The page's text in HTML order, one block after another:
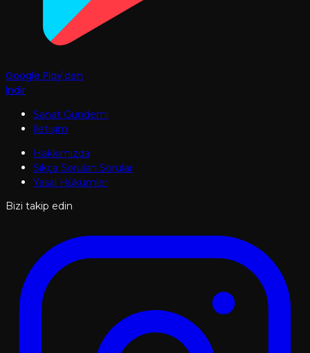
Google Play'den
İndir
Sanat Gündemi
İletişim
Hakkımızda
Sıkça Sorulan Sorular
Yasal Hükümler
Bizi takip edin